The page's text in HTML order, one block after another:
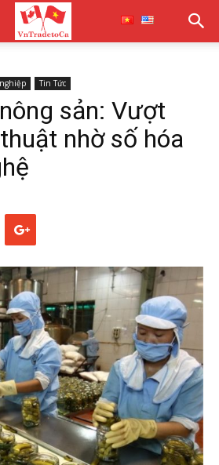
Tin Tức
sản: Vượt
nhờ số hóa